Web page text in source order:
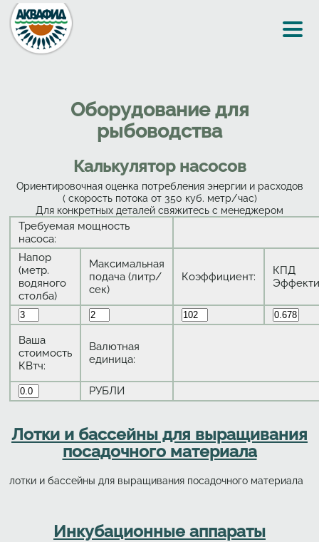
Перейти к основному содержанию
Оборудование для
рыбоводства
Калькулятор насосов
Ориентировочная оценка потребления энергии и расходов
( cкорость потока от 350 куб. метр/час)
Для конкретных деталей свяжитесь с менеджером
Требуемая мощность
насоса:
Напор
(метр.
водяного
столба)
Максимальная
подача (литр/
сек)
Коэффициент:
КПД
Ваша
стоимость
КВтч:
Валютная
единица:
РУБЛИ
Лотки и бассейны для выращивания
посадочного материала
лотки и бассейны для выращивания посадочного материала
Инкубационные аппараты